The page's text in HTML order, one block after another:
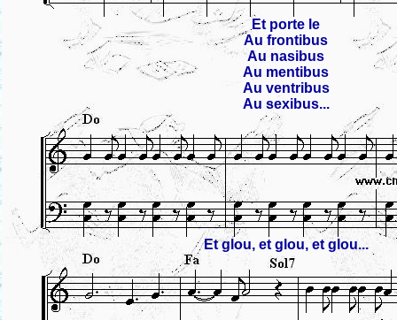
Et porte le
Au frontibus
Au nasibus
Au mentibus
Au ventribus
Au sexibus...
Et glou, et glou, et glou...